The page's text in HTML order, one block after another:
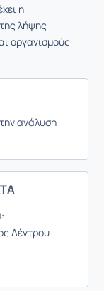
η
λήψης
οργανισμούς
ανάλυση
Δέντρου